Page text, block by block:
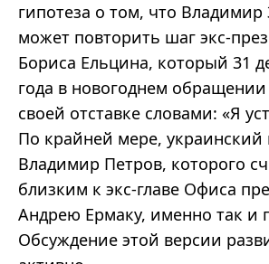
гипотеза о том, что Владимир
может повторить шаг экс-
Бориса Ельцина, который 31
года в новогоднем
своей отставке словами: «Я
По крайней мере, украинский
Владимир Петров, которого
близким к экс-главе Офиса
Андрею Ермаку, именно так и
Обсуждение этой версии